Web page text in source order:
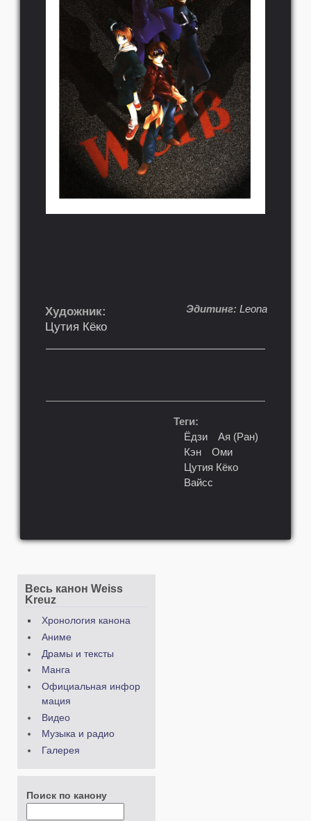
Художник:
Цутия Кёко
Эдитинг:Leona
Теги:
Ёдзи
Ая (Ран)
Кэн
Оми
Цутия Кёко
Вайсс
Весь канон Weiss
Kreuz
Хронология канона
Аниме
Драмы и тексты
Манга
Официальная инфор
мация
Видео
Музыка и радио
Галерея
Поиск по канону